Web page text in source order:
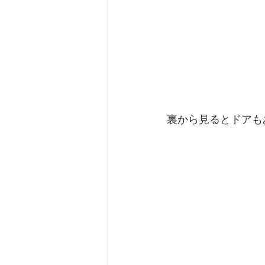
裏から見るとドアも